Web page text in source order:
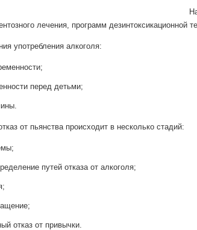
лечения, программ дезинтоксикационной
употребления алкоголя:
перед детьми;
от пьянства происходит в несколько стадий:
путей отказа от алкоголя;
отказ от привычки.